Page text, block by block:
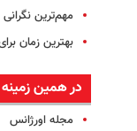
مهم‌ترین
بهترین زمان
در همین زمینه
مجله اورژانس